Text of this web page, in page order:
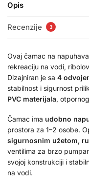
Opis
Recenzije 3
Ovaj čamac na
rekreaciju na vodi,
Dizajniran je sa 4
stabilnost i sigurnost
PVC materijala,
Čamac ima udobno
prostora za 1–2 osobe.
sigurnosnim užetom,
ventilima za brzo
svojoj konstrukciji i
na vodi.